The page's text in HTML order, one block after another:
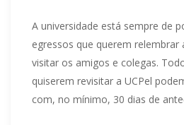
A universidade está sempre de
egressos que querem relembrar
visitar os amigos e colegas.
quiserem revisitar a UCPel
com, no mínimo, 30 dias de